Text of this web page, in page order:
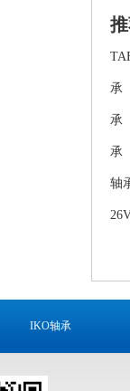
承
承
承
轴
IKO轴承